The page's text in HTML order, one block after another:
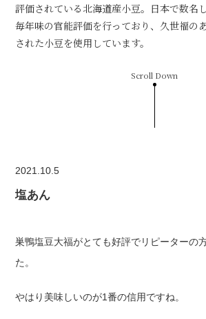
評価されている北海道産小豆。日本で数名
毎年味の官能評価を行っており、久世福の
された小豆を使用しています。
Scroll Down
2021.10.5
塩あん
巣鴨塩豆大福がとても好評でリピーターの
た。
やはり美味しいのが1番の信用ですね。